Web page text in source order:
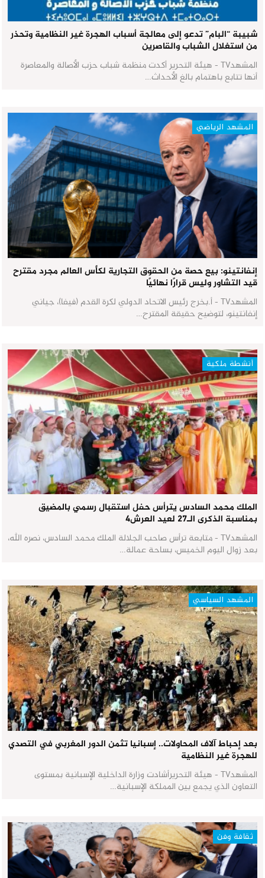
شبيبة “البام” تدعو إلى معالجة أسباب الهجرة غير النظامية وتحذر
من استغلال الشباب والقاصرين
المشهدTV - هيئة التحرير أكدت منظمة شباب حزب الأصالة والمعاصرة
أنها تتابع باهتمام بالغ الأحداث…
المشهد الرياضي
إنفانتينو: بيع حصة من الحقوق التجارية لكأس العالم مجرد مقترح
قيد التشاور وليس قرارًا نهائيًا
المشهدTV - أ.بخرج رئيس الاتحاد الدولي لكرة القدم (فيفا)، جياني
إنفانتينو، لتوضيح حقيقة المقترح…
أنشطة ملكية
الملك محمد السادس يترأس حفل استقبال رسمي بالمضيق
بمناسبة الذكرى الـ27 لعيد العرش٤
المشهدTV - متابعة ترأس صاحب الجلالة الملك محمد السادس، نصره الله،
بعد زوال اليوم الخميس، بساحة عمالة…
المشهد السياسي
بعد إحباط آلاف المحاولات.. إسبانيا تثمن الدور المغربي في التصدي
للهجرة غير النظامية
المشهدTV - هيئة التحريرأشادت وزارة الداخلية الإسبانية بمستوى
التعاون الذي يجمع بين المملكة الإسبانية…
ثقافة وفن